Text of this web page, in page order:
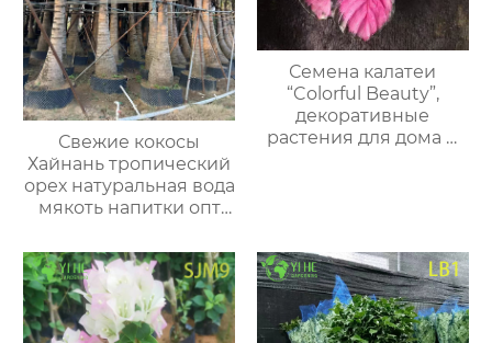
Свежие кокосы
Хайнань тропический
орех натуральная вода
мякоть напитки опт
Семена калатеи
“Colorful Beauty”,
декоративные
растения для дома и